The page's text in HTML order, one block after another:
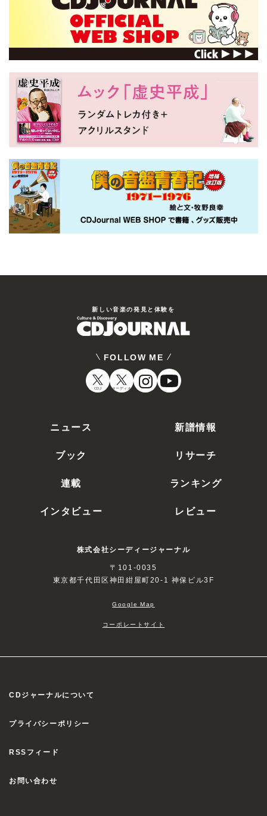
新しい⾳楽の発⾒と体験を
FOLLOW ME
CDJ オーディオ
ニュース
新譜情報
ブック
リサーチ
連載
ランキング
インタビュー
レビュー
株式会社シーディージャーナル
〒101-0035
東京都千代田区神田紺屋町20-1 神保ビル3F
Google Map
コーポレートサイト
CDジャーナルについて
プライバシーポリシー
RSSフィード
お問い合わせ